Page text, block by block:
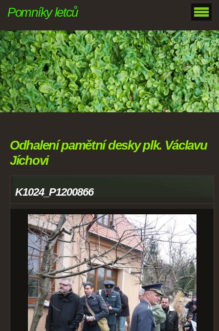
Pomníky letců
Odhalení pamětní desky plk. Václavu
Jíchovi
K1024_P1200866